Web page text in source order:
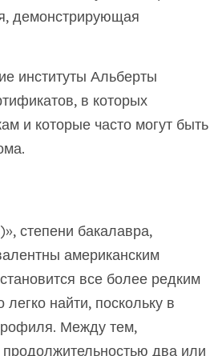
демонстрирующая
институты Альберты
в которых
и которые часто могут быть
степени бакалавра,
американским
все более редким
найти, поскольку в
Между тем,
два или